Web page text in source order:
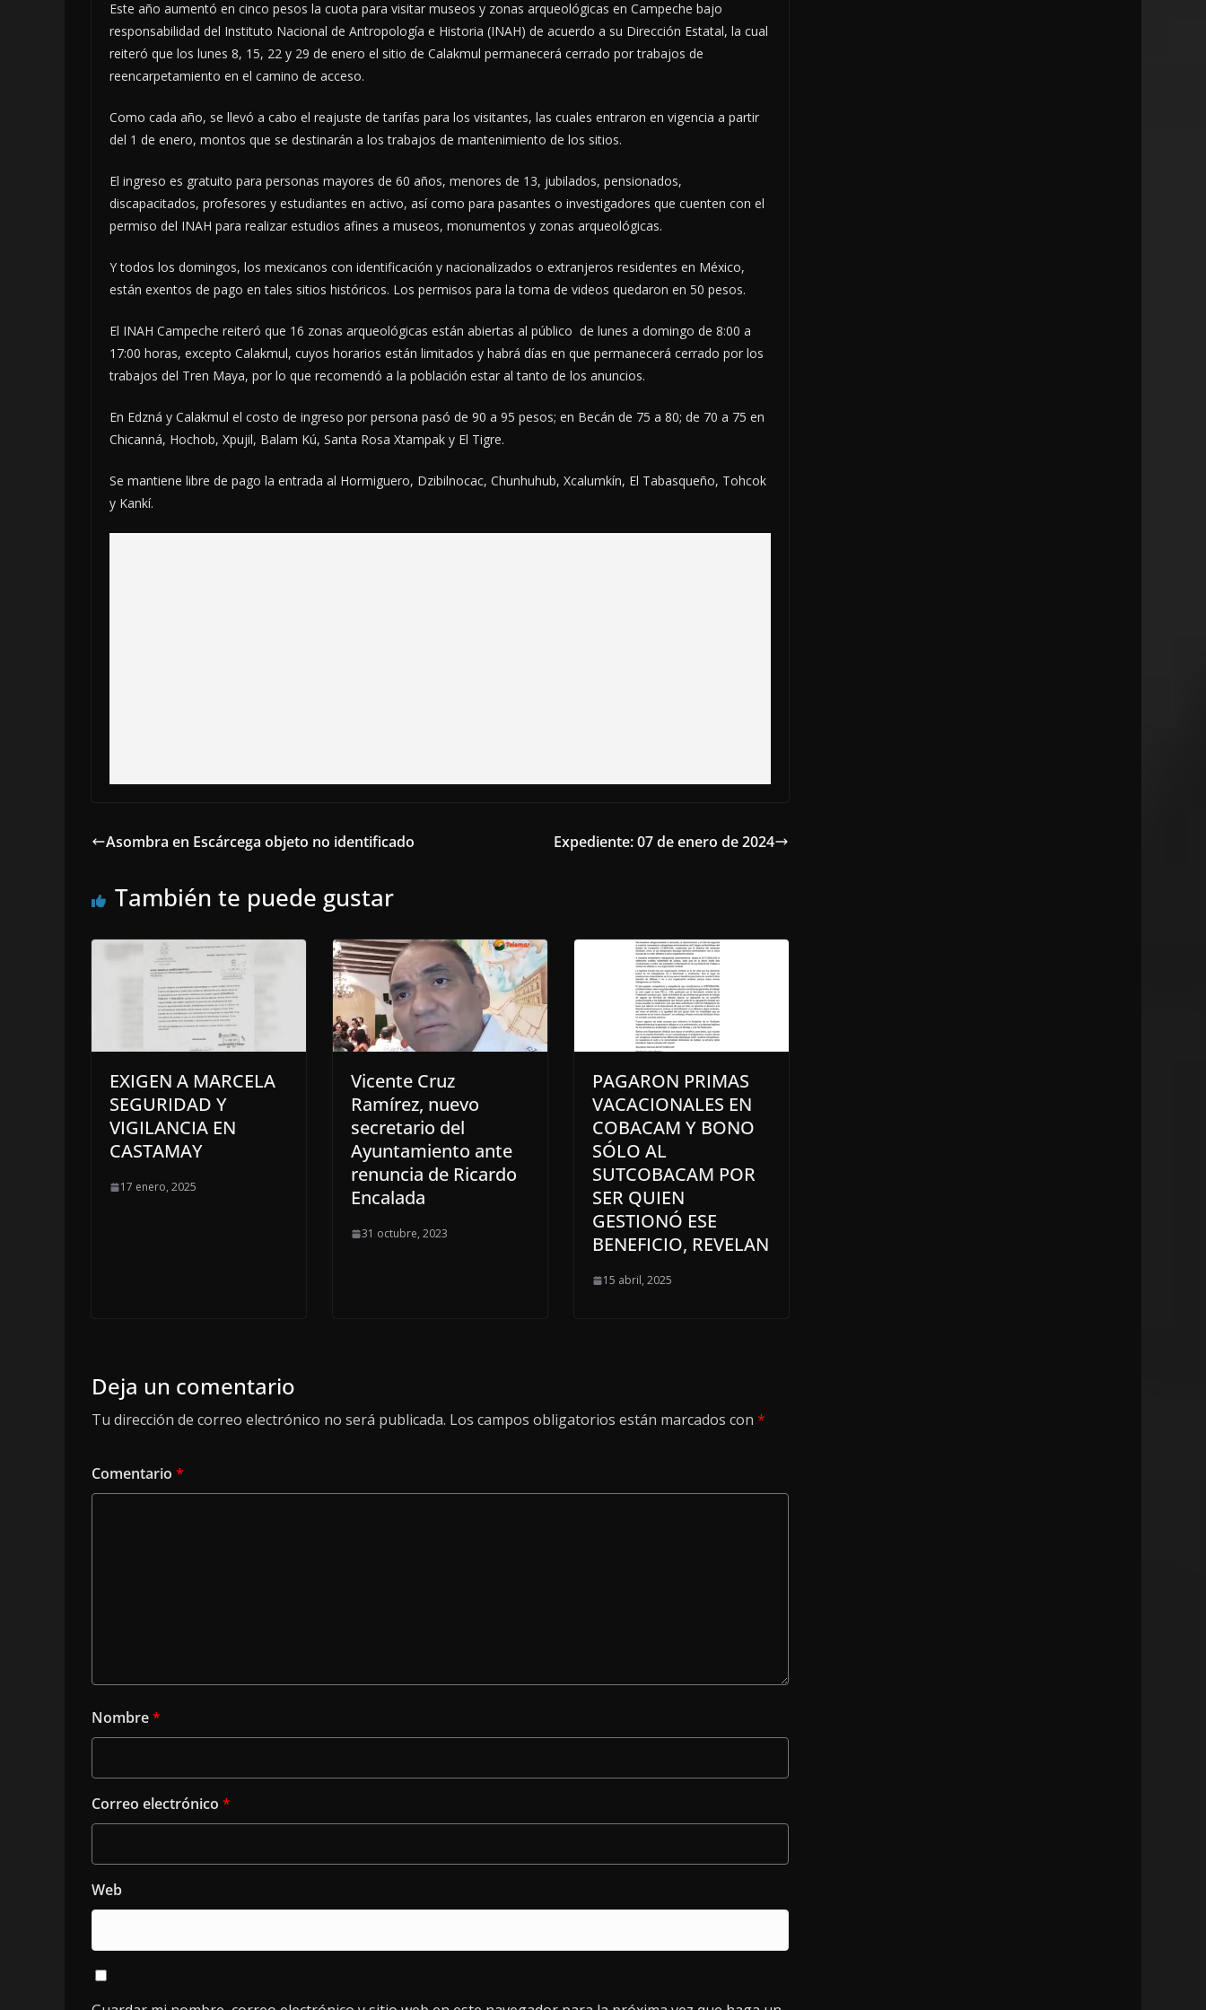
Este año aumentó en cinco pesos la cuota para visitar museos y zonas arqueológicas en Campeche bajo
responsabilidad del Instituto Nacional de Antropología e Historia (INAH) de acuerdo a su Dirección Estatal, la cual
reiteró que los lunes 8, 15, 22 y 29 de enero el sitio de Calakmul permanecerá cerrado por trabajos de
reencarpetamiento en el camino de acceso.
Como cada año, se llevó a cabo el reajuste de tarifas para los visitantes, las cuales entraron en vigencia a partir
del 1 de enero, montos que se destinarán a los trabajos de mantenimiento de los sitios.
El ingreso es gratuito para personas mayores de 60 años, menores de 13, jubilados, pensionados,
discapacitados, profesores y estudiantes en activo, así como para pasantes o investigadores que cuenten con el
permiso del INAH para realizar estudios afines a museos, monumentos y zonas arqueológicas.
Y todos los domingos, los mexicanos con identificación y nacionalizados o extranjeros residentes en México,
están exentos de pago en tales sitios históricos. Los permisos para la toma de videos quedaron en 50 pesos.
El INAH Campeche reiteró que 16 zonas arqueológicas están abiertas al público de lunes a domingo de 8:00 a
17:00 horas, excepto Calakmul, cuyos horarios están limitados y habrá días en que permanecerá cerrado por los
trabajos del Tren Maya, por lo que recomendó a la población estar al tanto de los anuncios.
En Edzná y Calakmul el costo de ingreso por persona pasó de 90 a 95 pesos; en Becán de 75 a 80; de 70 a 75 en
Chicanná, Hochob, Xpujil, Balam Kú, Santa Rosa Xtampak y El Tigre.
Se mantiene libre de pago la entrada al Hormiguero, Dzibilnocac, Chunhuhub, Xcalumkín, El Tabasqueño, Tohcok
y Kankí.
Asombra en Escárcega objeto no identificado Expediente: 07 de enero de 2024
También te puede gustar
EXIGEN A MARCELA
SEGURIDAD Y
VIGILANCIA EN
CASTAMAY
17 enero, 2025
Vicente Cruz
Ramírez, nuevo
secretario del
Ayuntamiento ante
renuncia de Ricardo
Encalada
31 octubre, 2023
PAGARON PRIMAS
VACACIONALES EN
COBACAM Y BONO
SÓLO AL
SUTCOBACAM POR
SER QUIEN
GESTIONÓ ESE
BENEFICIO, REVELAN
15 abril, 2025
Deja un comentario
Tu dirección de correo electrónico no será publicada. Los campos obligatorios están marcados con *
Comentario *
Nombre*
Correo electrónico *
Web